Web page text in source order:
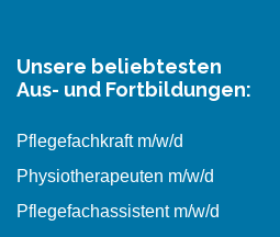
Unsere beliebtesten
Aus- und Fortbildungen:
Pflegefachkraft m/w/d
Physiotherapeuten m/w/d
Pflegefachassistent m/w/d